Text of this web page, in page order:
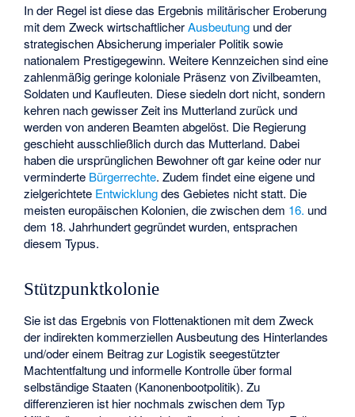
In der Regel ist diese das Ergebnis militärischer Eroberung
mit dem Zweck wirtschaftlicherAusbeutung und der
strategischen Absicherung imperialer Politik sowie
nationalem Prestigegewinn. Weitere Kennzeichen sind eine
zahlenmäßig geringe koloniale Präsenz von Zivilbeamten,
Soldaten und Kaufleuten. Diese siedeln dort nicht, sondern
kehren nach gewisser Zeit ins Mutterland zurück und
werden von anderen Beamten abgelöst. Die Regierung
geschieht ausschließlich durch das Mutterland. Dabei
haben die ursprünglichen Bewohner oft gar keine oder nur
verminderte Bürgerrechte. Zudem findet eine eigene und
zielgerichtete Entwicklungdes Gebietes nicht statt. Die
meisten europäischen Kolonien, die zwischen dem 16. und
dem 18. Jahrhundert gegründet wurden, entsprachen
diesem Typus.
Stützpunktkolonie
Sie ist das Ergebnis von Flottenaktionen mit dem Zweck
der indirekten kommerziellen Ausbeutung des Hinterlandes
und/oder einem Beitrag zur Logistik seegestützter
Machtentfaltung und informelle Kontrolle über formal
selbständige Staaten (Kanonenbootpolitik). Zu
differenzieren ist hier nochmals zwischen dem Typ